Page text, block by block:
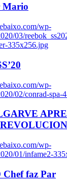
Mario
wp-
03/
335x256.jpg
wp-
02/conrad-spa-
wp-
01/infame2-
Chef faz Par